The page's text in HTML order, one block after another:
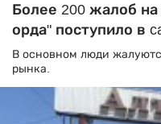
Более 200 жалоб
орда" поступило в
В основном люди
рынка.